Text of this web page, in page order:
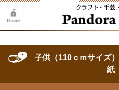
子供（110ｃｍサイズ
紙